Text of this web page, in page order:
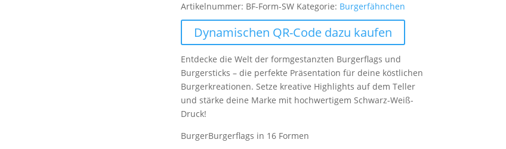
Artikelnummer: BF-Form-SW Kategorie: Burgerfähnchen
Dynamischen QR-Code dazu kaufen
Entdecke die Welt der formgestanzten Burgerflags und
Burgersticks – die perfekte Präsentation für deine köstlichen
Burgerkreationen. Setze kreative Highlights auf dem Teller
und stärke deine Marke mit hochwertigem Schwarz-Weiß-
Druck!
BurgerBurgerflags in 16 Formen